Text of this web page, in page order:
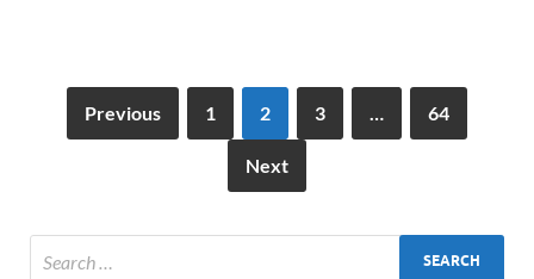
Previous 1 2 3 64
Next